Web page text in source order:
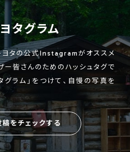
タグラム
ヨタの公式Instagramがオススメ
ー皆さんのためのハッシュタグで
ラム」をつけて、自慢の写真を
をチェックする